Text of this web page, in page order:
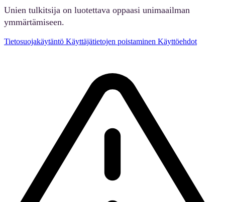
Unien tulkitsija on luotettava oppaasi unimaailman
ymmärtämiseen.
Tietosuojakäytäntö Käyttäjätietojen poistaminen Käyttöehdot